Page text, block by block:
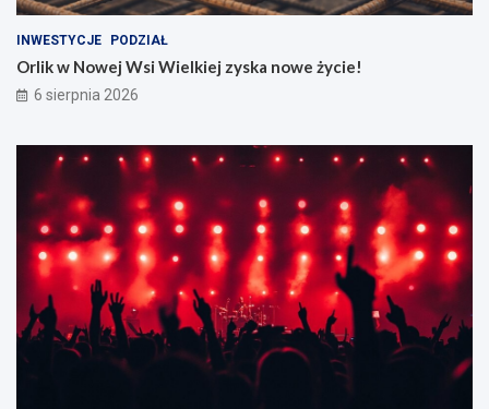
INWESTYCJE PODZIAŁ
Orlik w Nowej Wsi Wielkiej zyska nowe życie!
6 sierpnia 2026